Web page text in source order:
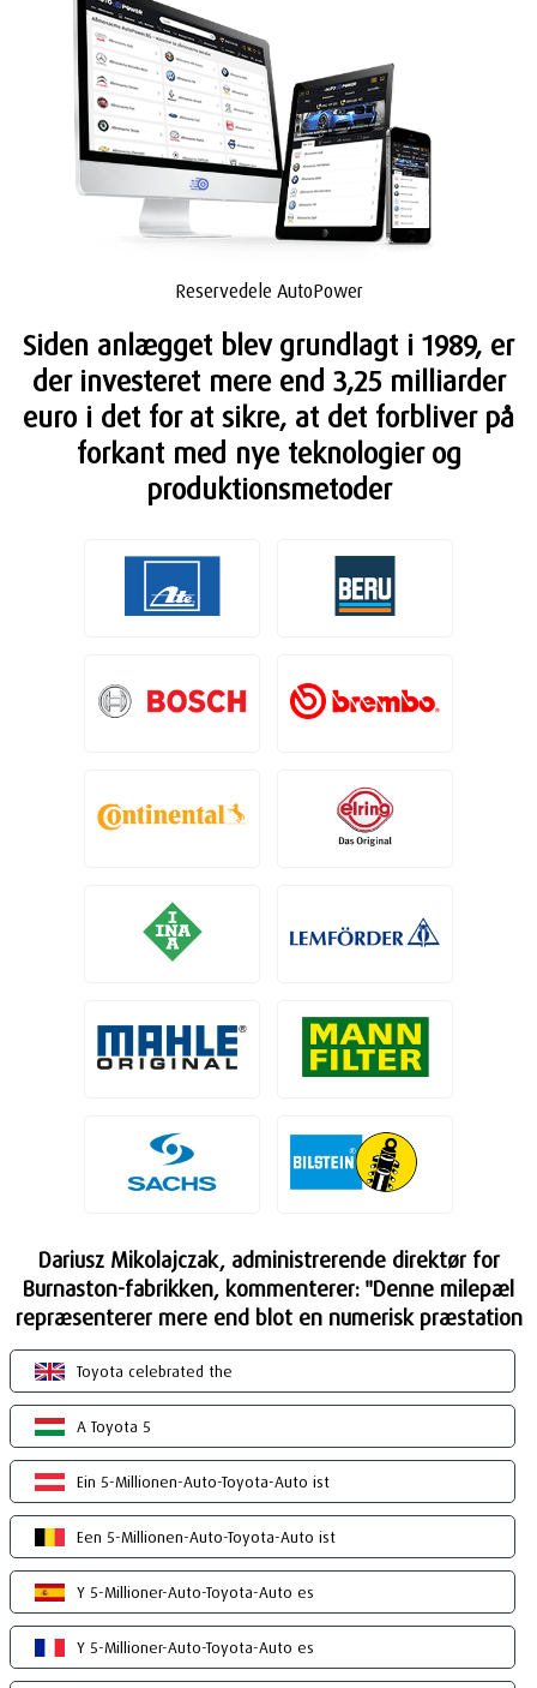
Reservedele AutoPower
Siden anlægget blev grundlagt i 1989, er
der investeret mere end 3,25 milliarder
euro i det for at sikre, at det forbliver på
forkant med nye teknologier og
produktionsmetoder
Dariusz Mikolajczak, administrerende direktør for
Burnaston-fabrikken, kommenterer: "Denne milepæl
repræsenterer mere end blot en numerisk præstation
Toyota celebrated the
A Toyota 5
Ein 5-Millionen-Auto-Toyota-Auto ist
Een 5-Millionen-Auto-Toyota-Auto ist
Y 5-Millioner-Auto-Toyota-Auto es
Y 5-Millioner-Auto-Toyota-Auto es